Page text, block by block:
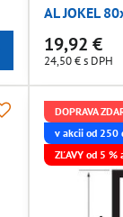
AL JOKEL
19,92 €
24,50 €s DPH
DOPRAVA
v akcii od 250
ZĽAVY od 5 %